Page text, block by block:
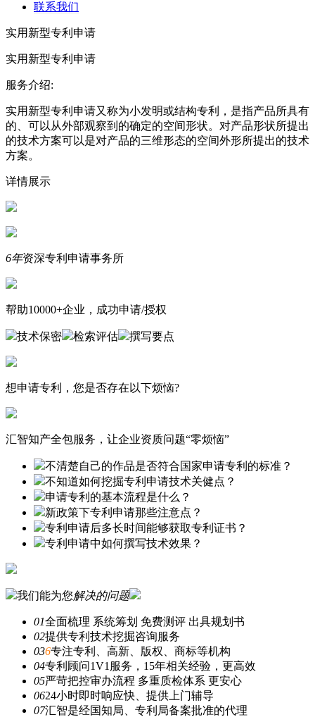
联系我们
实用新型专利申请
实用新型专利申请
服务介绍:
实用新型专利申请又称为小发明或结构专利，是指产品所具有
的、可以从外部观察到的确定的空间形状。对产品形状所提出
的技术方案可以是对产品的三维形态的空间外形所提出的技术
方案。
详情展示
6年资深专利申请事务所
帮助10000+企业，成功申请/授权
技术保密 检索评估 撰写要点
想申请专利，您是否存在以下烦恼?
汇智知产全包服务，让企业资质问题“零烦恼”
不清楚自己的作品是否符合国家申请专利的标准？
不知道如何挖掘专利申请技术关健点？
申请专利的基本流程是什么？
新政策下专利申请那些注意点？
专利申请后多长时间能够获取专利证书？
专利申请中如何撰写技术效果？
我们能为您解决的问题
01全面梳理 系统筹划 免费测评 出具规划书
02提供专利技术挖掘咨询服务
036专注专利、高新、版权、商标等机构
04专利顾问1V1服务，15年相关经验，更高效
05严苛把控审办流程 多重质检体系 更安心
0624小时即时响应快、提供上门辅导
07汇智是经国知局、专利局备案批准的代理